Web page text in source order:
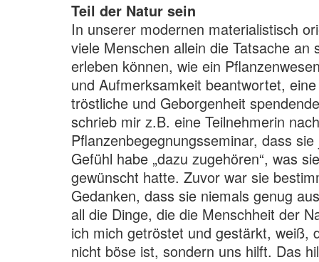
Teil der Natur sein
In unserer modernen materialistisch
viele Menschen allein die Tatsache an
erleben können, wie ein
und Aufmerksamkeit beantwortet,
tröstliche und Geborgenheit
schrieb mir z.B. eine Teilnehmerin
Pflanzenbegegnungsseminar, dass
Gefühl habe „dazu zugehören“, was
gewünscht hatte. Zuvor war sie
Gedanken, dass sie niemals genug
all die Dinge, die die Menschheit der
ich mich getröstet und gestärkt, weiß,
nicht böse ist, sondern uns hilft. Das